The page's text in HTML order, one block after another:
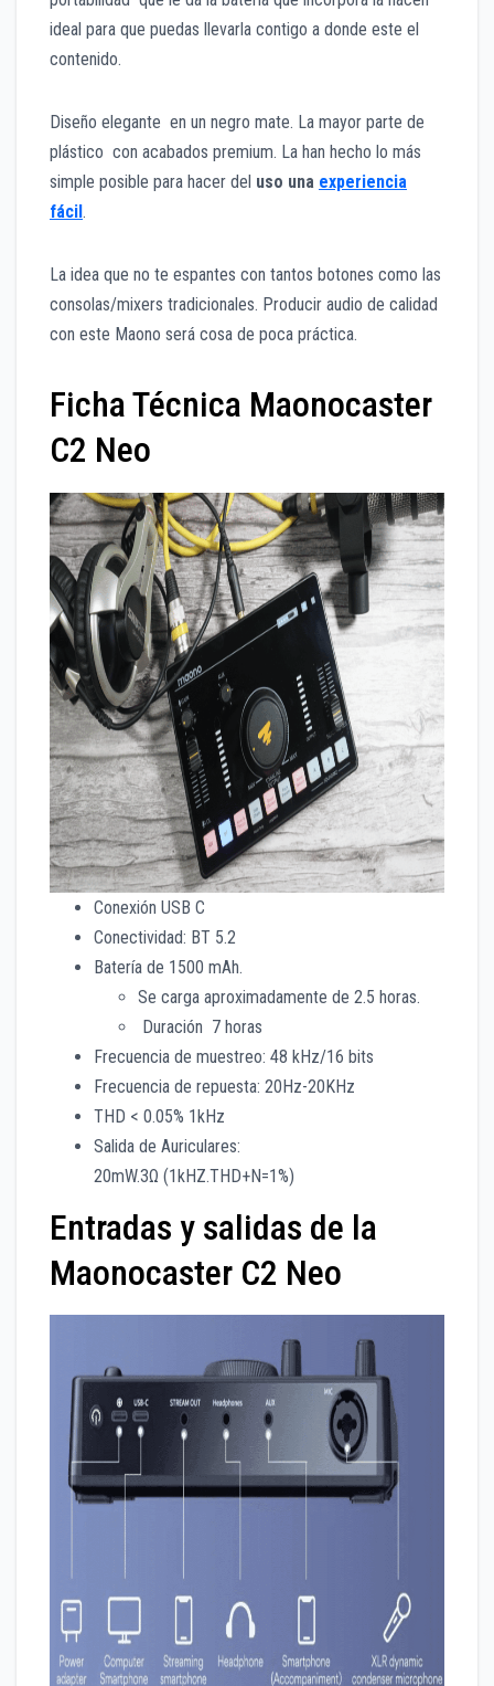
ideal para que puedas llevarla contigo a donde este el
contenido.
Diseño elegante en un negro mate. La mayor parte de
plástico con acabados premium. La han hecho lo más
simple posible para hacer del uso una experiencia
fácil.
La idea que no te espantes con tantos botones como las
consolas/mixers tradicionales. Producir audio de calidad
con este Maono será cosa de poca práctica.
Ficha Técnica Maonocaster
C2 Neo
Conexión USB C
Conectividad: BT 5.2
Batería de 1500 mAh.
Se carga aproximadamente de 2.5 horas.
Duración 7 horas
Frecuencia de muestreo: 48 kHz/16 bits
Frecuencia de repuesta: 20Hz-20KHz
THD < 0.05% 1kHz
Salida de Auriculares:
20mW.3Ω (1kHZ.THD+N=1%)
Entradas y salidas de la
Maonocaster C2 Neo